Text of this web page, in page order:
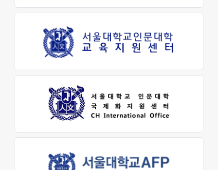
소개
학생을 위한 AI 정보
발전기금
발전기금 안내
기부하기